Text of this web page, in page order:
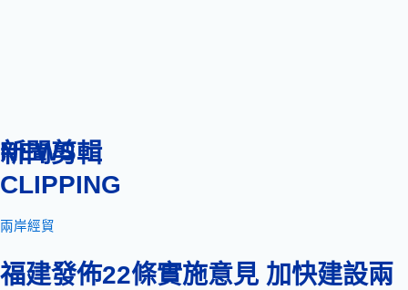
NEWS
CLIPPING
新聞剪輯
兩岸經貿
福建發佈22條實施意見 加快建設兩